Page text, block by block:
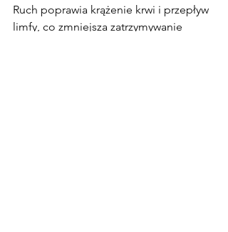
Ruch poprawia krążenie krwi i przepływ
limfy, co zmniejsza zatrzymywanie